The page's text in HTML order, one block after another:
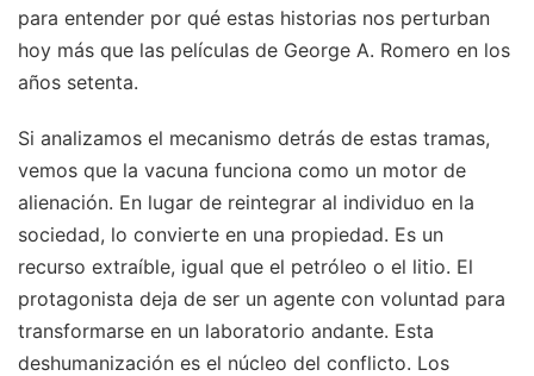
para entender por qué estas historias nos perturban
hoy más que las películas de George A. Romero en los
años setenta.
Si analizamos el mecanismo detrás de estas tramas,
vemos que la vacuna funciona como un motor de
alienación. En lugar de reintegrar al individuo en la
sociedad, lo convierte en una propiedad. Es un
recurso extraíble, igual que el petróleo o el litio. El
protagonista deja de ser un agente con voluntad para
transformarse en un laboratorio andante. Esta
deshumanización es el núcleo del conflicto. Los